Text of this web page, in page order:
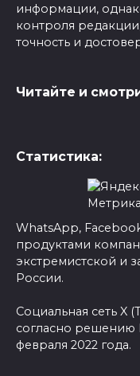
информации,
контроля
точность и
Читайте и
Статистика:
WhatsApp,
продуктами
экстремистской и
России.
Социальная сеть X
согласно решению
февраля 2022 года.